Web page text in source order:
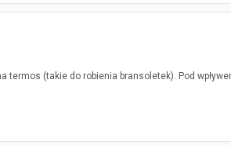
termos (takie do robienia bransoletek). Pod